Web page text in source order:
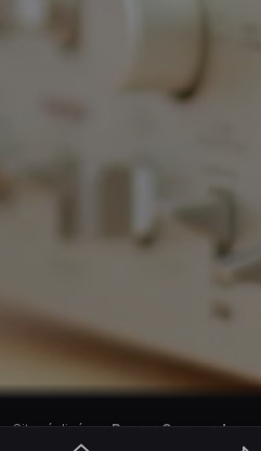
Site réalisé parRepereCom·adm